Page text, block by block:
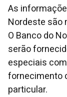
As
Nordeste são
O Banco do
serão
especiais
fornecimento
particular.